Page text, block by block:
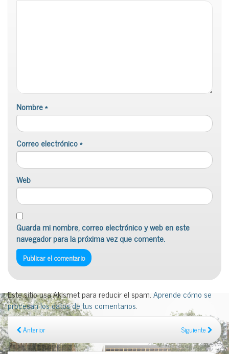
Nombre*
Correo electrónico*
Web
Guarda mi nombre, correo electrónico y web en este
navegador para la próxima vez que comente.
Este sitio usa Akismet para reducir el spam.Aprende cómo se
procesan los datos de tus comentarios.
Anterior Siguiente